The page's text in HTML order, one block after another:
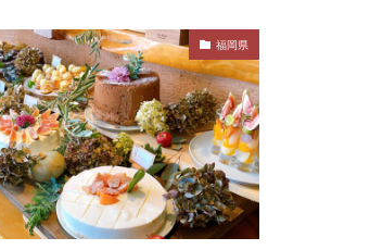
福岡県